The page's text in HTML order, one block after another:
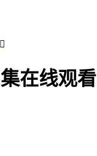

在线观看